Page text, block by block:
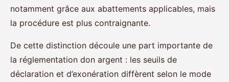
notamment grâce aux abattements applicables, mais
la procédure est plus contraignante.
De cette distinction découle une part importante de
la réglementation don argent : les seuils de
déclaration et d’exonération diffèrent selon le mode